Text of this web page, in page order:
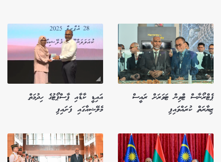
ޕެޓްރޯނާސް ޓްވިން ޓަވަރަށް ރައީސް
ޒިޔާރަތް ކުރައްވައިފި
އައިޑީ ކާޑާއި ޕާސްޕޯޓުގެ ހިދުމަތް
މެލޭޝިއާގައި ފަށައިފި